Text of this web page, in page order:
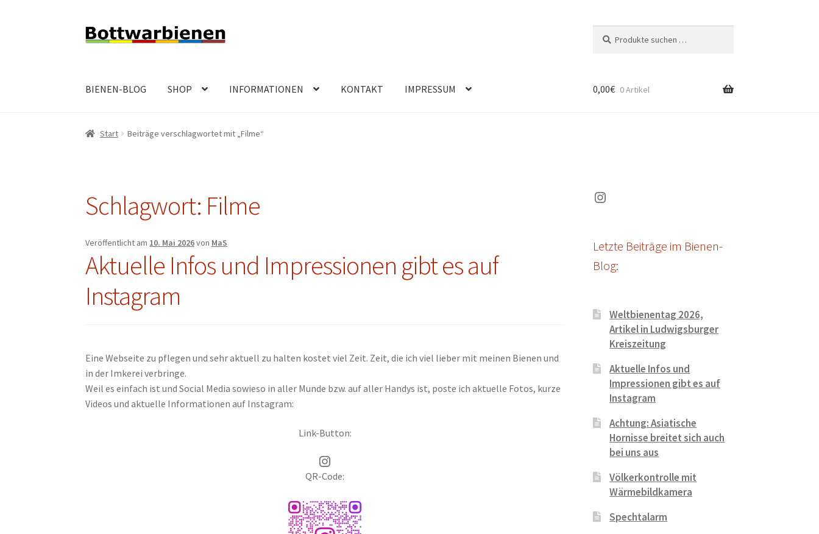
Zur
Navigation
Zum
Inhalt
nach:
BIENEN-BLOG SHOP INFORMATIONEN KONTAKT IMPRESSUM 0,00€ 0 Artikel
Start Beiträge verschlagwortet mit „Filme“
Schlagwort: Filme
Veröffentlicht am 10. Mai 2026von MaS
Aktuelle Infos und Impressionen gibt es auf
Instagram
Eine Webseite zu pflegen und sehr aktuell zu halten kostet viel Zeit. Zeit, die ich viel lieber mit meinen Bienen und
in der Imkerei verbringe.
Weil es einfach ist und Social Media sowieso in aller Munde bzw. auf aller Handys ist, poste ich aktuelle Fotos, kurze
Videos und aktuelle Informationen auf Instagram:
Link-Button:
Instagram
QR-Code:
Instagram
Letzte Beiträge im Bienen-
Blog:
Weltbienentag 2026,
Artikel in Ludwigsburger
Kreiszeitung
Aktuelle Infos und
Impressionen gibt es auf
Instagram
Achtung: Asiatische
Hornisse breitet sich auch
bei uns aus
Völkerkontrolle mit
Wärmebildkamera
Spechtalarm